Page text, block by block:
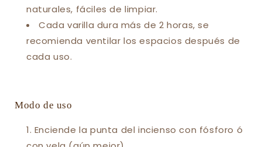
naturales, fáciles de limpiar.
Cada varilla dura más de 2 horas, se
recomienda ventilar los espacios después de
cada uso.
Modo de uso
Enciende la punta del incienso con fósforo ó